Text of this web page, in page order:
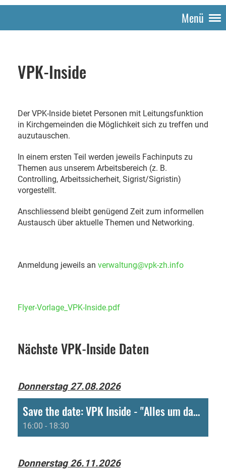
Menü
VPK-Inside
Der VPK-Inside bietet Personen mit Leitungsfunktion
in Kirchgemeinden die Möglichkeit sich zu treffen und
auzutauschen.
In einem ersten Teil werden jeweils Fachinputs zu
Themen aus unserem Arbeitsbereich (z. B.
Controlling, Arbeitssicherheit, Sigrist/Sigristin)
vorgestellt.
Anschliessend bleibt genügend Zeit zum informellen
Austausch über aktuelle Themen und Networking.
Anmeldung jeweils an verwaltung@vpk-zh.info
Flyer-Vorlage_VPK-Inside.pdf
Nächste VPK-Inside Daten
Donnerstag 27.08.2026
Save the date: VPK Inside - "Alles um das Personal" (für Verwaltungsleitende, Kirchgemeindeschreiber:innen, Kirchgemeindeverwalter:innen)
16:00 - 18:30
Donnerstag 26.11.2026